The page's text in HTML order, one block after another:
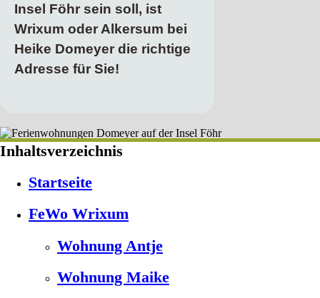
Insel Föhr sein soll, ist
Wrixum oder Alkersum bei
Heike Domeyer die richtige
Adresse für Sie!
Inhaltsverzeichnis
Startseite
FeWo Wrixum
Wohnung Antje
Wohnung Maike